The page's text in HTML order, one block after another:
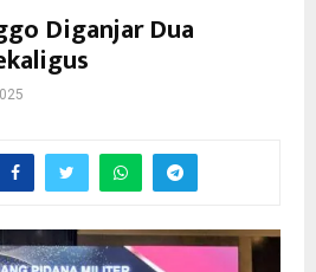
Diganjar Dua